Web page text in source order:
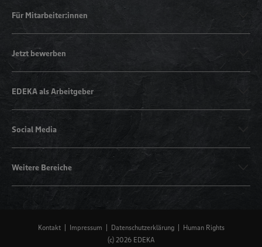
Für Mitarbeiter:innen
Jetzt bewerben
EDEKA als Arbeitgeber
Social Media
Weitere Bereiche
Kontakt Impressum Datenschutzerklärung
Human Rights
(c) 2026 EDEKA